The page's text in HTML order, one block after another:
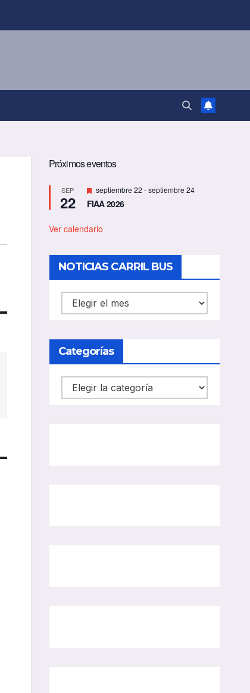
Próximos eventos
SEP
22
D
e
s
a
d
o
septiembre 22 -septiembre 24
FIAA 2026
Ver calendario
NOTICIAS CARRIL BUS
NOTICIAS
CARRIL
Categorías
Categorías